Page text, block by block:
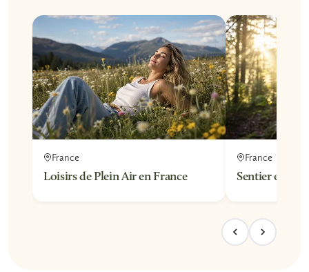
France
Loisirs de Plein Air en France
France
Sentier en